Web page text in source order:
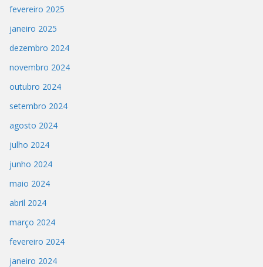
fevereiro 2025
janeiro 2025
dezembro 2024
novembro 2024
outubro 2024
setembro 2024
agosto 2024
julho 2024
junho 2024
maio 2024
abril 2024
março 2024
fevereiro 2024
janeiro 2024